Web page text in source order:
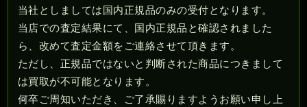
当社としましては国内正規品のみの受付となります。
当店での査定結果にて、国内正規品と確認されました
ら、改めて査定金額をご連絡させて頂きます。
ただし、正規品ではないと判断された商品につきまして
は買取が不可能となります。
何卒ご周知いただき、ご了承賜りますようお願い申し上